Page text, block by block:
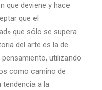
que deviene y hace
que el
que sólo se supera
del arte es la de
utilizando
como camino de
tendencia a la